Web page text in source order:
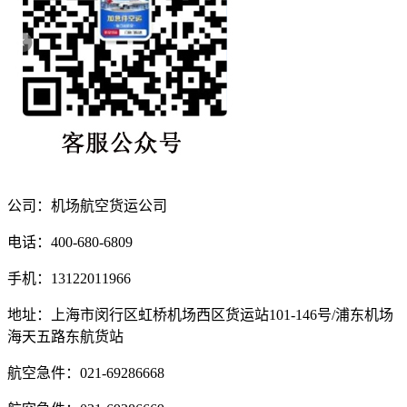
公司：机场航空货运公司
电话：400-680-6809
手机：13122011966
地址：上海市闵行区虹桥机场西区货运站101-146号/浦东机场
海天五路东航货站
航空急件：021-69286668